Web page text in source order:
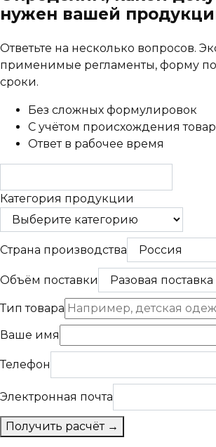
нужен вашей
Ответьте на несколько вопросов.
применимые регламенты, форму
сроки.
Без сложных формулировок
С учётом происхождения
Ответ в рабочее время
Категория продукции
Страна производства
Объём поставки
Тип товара
Ваше имя
Телефон
Электронная почта
Получить расчёт →